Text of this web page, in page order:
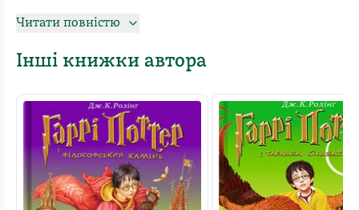
місяців після того, як Ньют Скамандер допоміг
Ґеллерта Ґріндельвальда. Переносячи глядача з Нью-
Йорка до Лондона й Парижа, ця історія, сповнена
таємниць і чарів, відкриває нову дивовижну сторінку
подій у чаклунському світі.
Читати повністю
Інші книжки автора